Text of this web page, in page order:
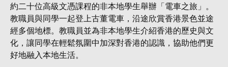
約二十位高級文憑課程的非本地學生舉辦「電車之旅」。
教職員與同學一起登上古董電車，沿途欣賞香港景色並途
經多個地標。教職員並為非本地學生介紹香港的歷史與文
化，讓同學在輕鬆氛圍中加深對香港的認識，協助他們更
好地融入本地生活。